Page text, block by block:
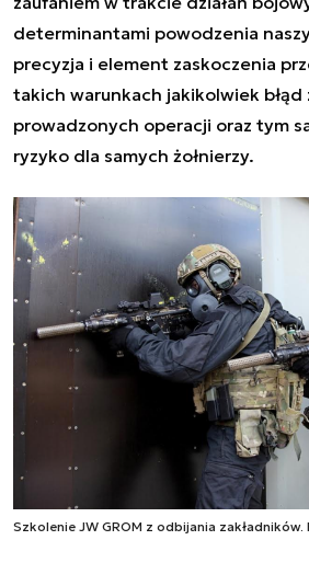
determinantami powodzenia
precyzja i element zaskoczenia
takich warunkach jakikolwiek błąd
prowadzonych operacji oraz tym
ryzyko dla samych żołnierzy.
Szkolenie JW GROM z odbijania zakładników.